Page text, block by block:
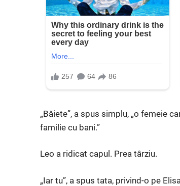
„Băiete”, a spus simplu, „o femeie
familie cu bani.”
Leo a ridicat capul. Prea târziu.
„Iar tu”, a spus tata, privind-o pe